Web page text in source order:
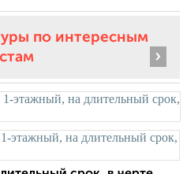
по интересным
›